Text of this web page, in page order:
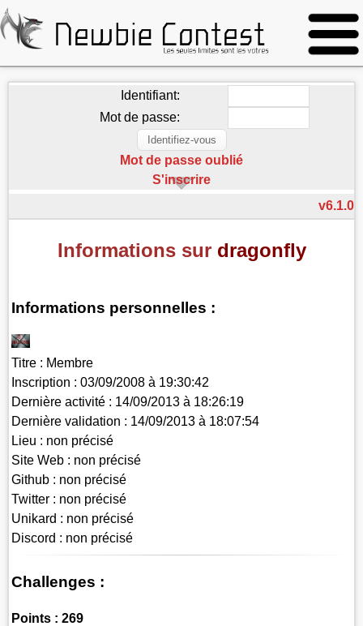
Identifiant:
Mot de passe:
Mot de passe oublié
S'inscrire
v6.1.0
Informations sur dragonfly
Informations personnelles :
Titre : Membre
Inscription : 03/09/2008 à 19:30:42
Dernière activité : 14/09/2013 à 18:26:19
Dernière validation : 14/09/2013 à 18:07:54
Lieu : non précisé
Site Web : non précisé
Github : non précisé
Twitter : non précisé
Unikard : non précisé
Discord : non précisé
Challenges :
Points : 269